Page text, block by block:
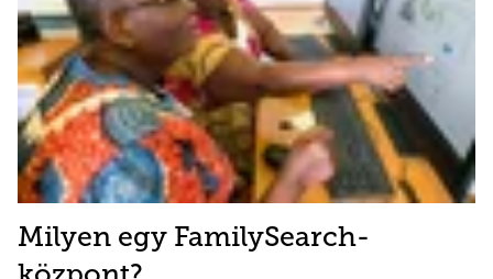
Milyen egy FamilySearch-